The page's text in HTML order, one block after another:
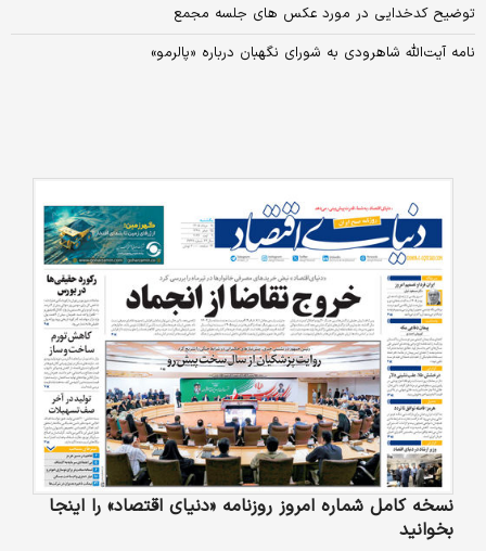
توضیح کدخدایی در مورد عکس های جلسه مجمع
نامه آیت‌الله شاهرودی به شورای نگهبان درباره‌‌ «پالرمو»
نسخه کامل شماره امروز روزنامه «دنیای‌ اقتصاد» را اینجا
بخوانید